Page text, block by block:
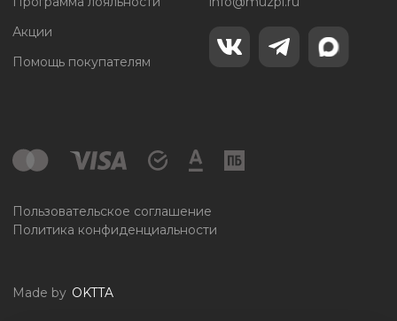
Акции
Помощь покупателям
Пользовательское соглашение
Политика конфиденциальности
Made by OKTTA